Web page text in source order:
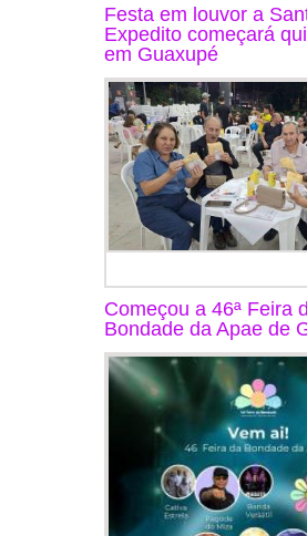
Festa em louvor a
Expedito começará
em Guaxupé
Começou a 46ª Feira
Bondade da Apae de